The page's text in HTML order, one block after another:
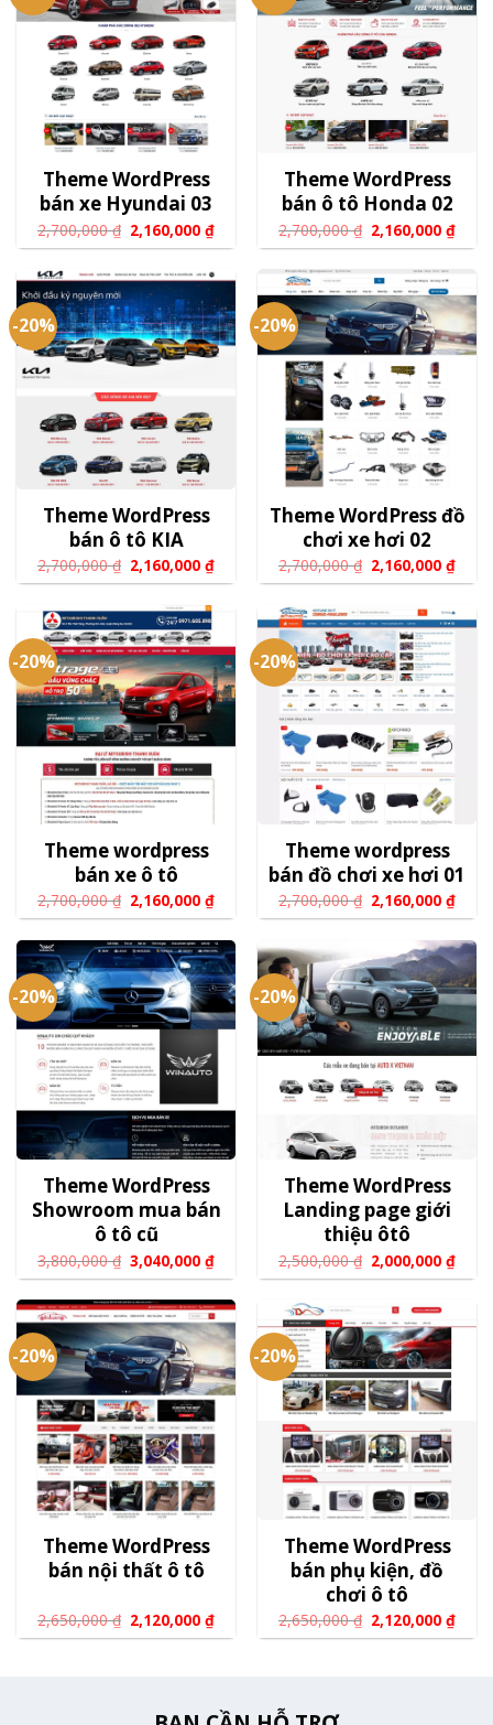
Theme WordPress
bán xe Hyundai 03
2,700,000₫ 2,160,000₫
Theme WordPress
bán ô tô Honda 02
2,700,000₫ 2,160,000₫
-20%
Theme WordPress
bán ô tô KIA
2,700,000₫ 2,160,000₫
-20%
Theme WordPress đồ
chơi xe hơi 02
2,700,000₫ 2,160,000₫
-20%
Theme wordpress
bán xe ô tô
2,700,000₫ 2,160,000₫
-20%
Theme wordpress
bán đồ chơi xe hơi 01
2,700,000₫ 2,160,000₫
-20%
Theme WordPress
Showroom mua bán
ô tô cũ
3,800,000₫ 3,040,000₫
-20%
Theme WordPress
Landing page giới
thiệu ôtô
2,500,000₫ 2,000,000₫
-20%
Theme WordPress
bán nội thất ô tô
2,650,000₫ 2,120,000₫
-20%
Theme WordPress
bán phụ kiện, đồ
chơi ô tô
2,650,000₫ 2,120,000₫